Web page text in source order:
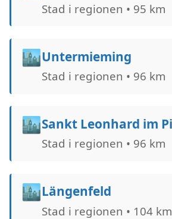
Stad i regionen • 95 km
🏙️Untermieming
Stad i regionen • 96 km
🏙️Sankt Leonhard im
Stad i regionen • 96 km
🏙️Längenfeld
Stad i regionen • 104 km